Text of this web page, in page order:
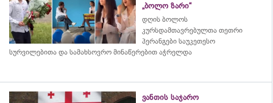
„ბოლო ზარი“
დღის ბოლოს
კურსდამთავრებულთა თეთრი
პერანგები საუკეთესო
სურვილებითა და სამახსოვრო მინაწერებით აჭრელდა
ვანთის საჯარო